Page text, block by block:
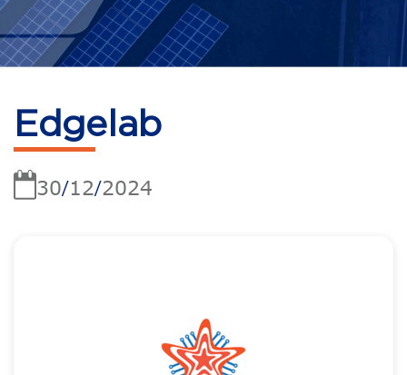
Edgelab
30/12/2024